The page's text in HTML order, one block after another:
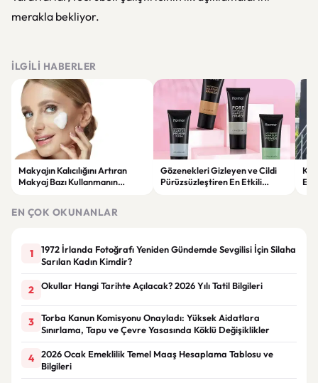
merakla bekliyor.
İLGILI HABERLER
Makyajın Kalıcılığını Artıran
Makyaj Bazı Kullanmanın
Gözenekleri Gizleyen ve Cildi
Pürüzsüzleştiren En Etkili
EN ÇOK OKUNANLAR
1
1972 İrlanda Fotoğrafı Yeniden Gündemde Sevgilisi İçin Silaha
Sarılan Kadın Kimdir?
2 Okullar Hangi Tarihte Açılacak? 2026 Yılı Tatil Bilgileri
3
Torba Kanun Komisyonu Onayladı: Yüksek Aidatlara
Sınırlama, Tapu ve Çevre Yasasında Köklü Değişiklikler
4
2026 Ocak Emeklilik Temel Maaş Hesaplama Tablosu ve
Bilgileri